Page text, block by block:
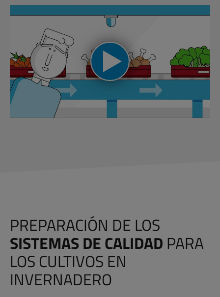
PREPARACIÓN DE LOS
SISTEMAS DE CALIDAD PARA
LOS CULTIVOS EN
INVERNADERO